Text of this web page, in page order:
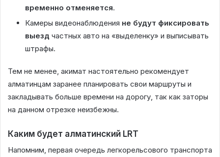
временно отменяется.
Камеры видеонаблюдения не будут фиксировать
выезд частных авто на «выделенку» и выписывать
штрафы.
Тем не менее, акимат настоятельно рекомендует
алматинцам заранее планировать свои маршруты и
закладывать больше времени на дорогу, так как заторы
на данном отрезке неизбежны.
Каким будет алматинский LRT
Напомним, первая очередь легкорельсового транспорта